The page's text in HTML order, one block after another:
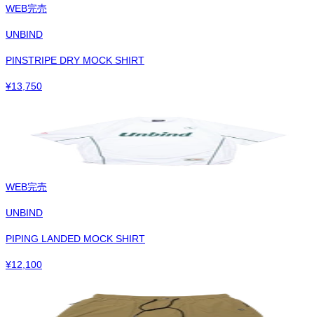
WEB完売
UNBIND
PINSTRIPE DRY MOCK SHIRT
¥13,750
WEB完売
UNBIND
PIPING LANDED MOCK SHIRT
¥12,100